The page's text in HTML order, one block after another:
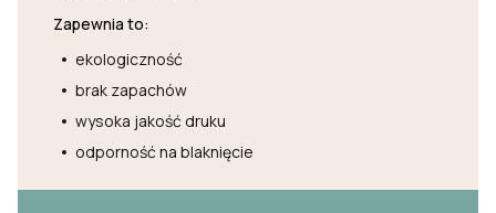
Zapewnia to:
ekologiczność
brak zapachów
wysoka jakość druku
odporność na blaknięcie